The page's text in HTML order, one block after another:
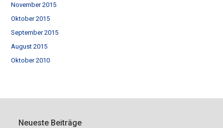
November 2015
Oktober 2015
September 2015
August 2015
Oktober 2010
Neueste Beiträge